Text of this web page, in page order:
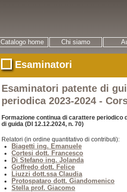
Catalogo home Chi siamo
Esaminatori
Esaminatori patente di
periodica 2023-2024 -
Formazione continua di carattere periodico
di guida (DI 12.12.2024, n. 70)
Relatori (in ordine quantitativo di contributi):
Biagetti ing. Emanuele
Cortesi dott. Francesco
Di Stefano ing. Jolanda
Goffredo dott. Felice
Liuzzi dott.ssa Claudia
Protospataro dott. Giandomenico
Stella prof. Giacomo